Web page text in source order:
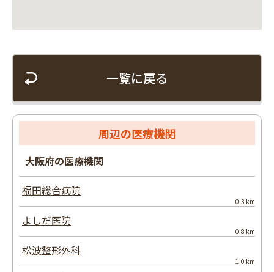
一覧に戻る
周辺の医療機関
大阪府の医療機関
福田総合病院
0.3 km
よしだ医院
0.8 km
松波整形外科
1.0 km